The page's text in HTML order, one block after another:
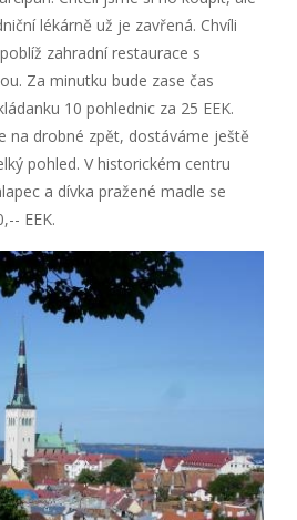
lékárně už je zavřená. Chvíli
zahradní restaurace s
Za minutku bude zase čas
10 pohlednic za 25 EEK.
na drobné zpět, dostáváme ještě
pohled. V historickém centru
a dívka pražené madle se
EEK.